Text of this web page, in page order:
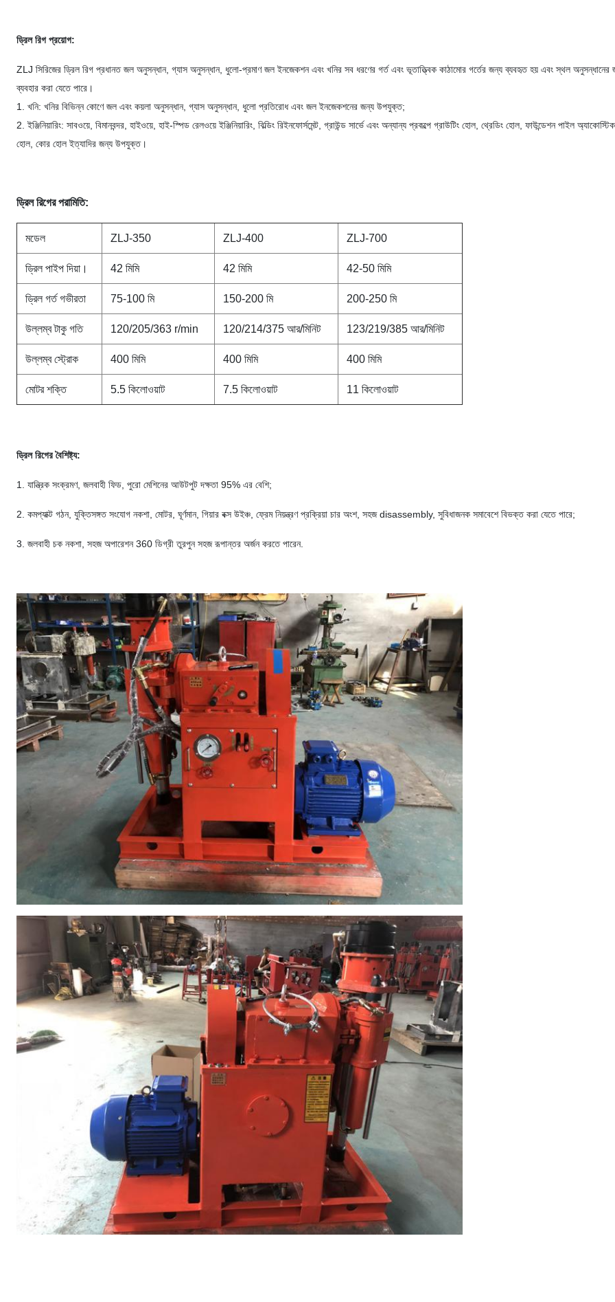
ড্রিল রিগ প্রয়োগ:
ZLJ সিরিজের ড্রিল রিগ প্রধানত জল অনুসন্ধান, গ্যাস অনুসন্ধান, ধুলো-প্রমাণ জল ইনজেকশন এবং খনির সব ধরণের গর্ত এবং ভূতাত্ত্বিক কাঠামোর গর্তের জন্য ব্যবহৃত হয় এবং স্থল অনুসন্ধানের
ব্যবহার করা যেতে পারে।
1. খনি: খনির বিভিন্ন কোণে জল এবং কয়লা অনুসন্ধান, গ্যাস অনুসন্ধান, ধুলো প্রতিরোধ এবং জল ইনজেকশনের জন্য উপযুক্ত;
2. ইঞ্জিনিয়ারিং: সাবওয়ে, বিমানবন্দর, হাইওয়ে, হাই-স্পিড রেলওয়ে ইঞ্জিনিয়ারিং, বিল্ডিং রিইনফোর্সমেন্ট, গ্রাউন্ড সার্ভে এবং অন্যান্য প্রকল্পে গ্রাউটিং হোল, থ্রেডিং হোল, ফাউন্ডেশন পাইল
হোল, কোর হোল ইত্যাদির জন্য উপযুক্ত।
ড্রিল রিগের পরামিতি:
মডেল ZLJ-350 ZLJ-400 ZLJ-700
ড্রিল পাইপ দিয়া। 42 মিমি 42 মিমি 42-50 মিমি
ড্রিল গর্ত গভীরতা 75-100 মি 150-200 মি 200-250 মি
উল্লম্ব টাকু গতি 120/205/363 r/min 120/214/375 আর/মিনিট 123/219/385 আর/মিনিট
উল্লম্ব স্ট্রোক 400 মিমি 400 মিমি 400 মিমি
মোটর শক্তি 5.5 কিলোওয়াট 7.5 কিলোওয়াট 11 কিলোওয়াট
ড্রিল রিগের বৈশিষ্ট্য:
1. যান্ত্রিক সংক্রমণ, জলবাহী ফিড, পুরো মেশিনের আউটপুট দক্ষতা 95% এর বেশি;
2. কমপ্যাক্ট গঠন, যুক্তিসঙ্গত সংযোগ নকশা, মোটর, ঘূর্ণমান, গিয়ার বক্স উইঞ্চ, ফ্রেম নিয়ন্ত্রণ প্রক্রিয়া চার অংশ, সহজ disassembly, সুবিধাজনক সমাবেশে বিভক্ত করা যেতে পারে;
3. জলবাহী চক নকশা, সহজ অপারেশন 360 ডিগ্রী তুরপুন সহজ রূপান্তর অর্জন করতে পারেন.